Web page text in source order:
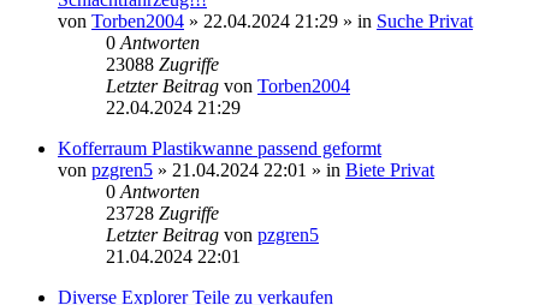
von Torben2004 » 22.04.2024 21:29 » in Suche Privat
0 Antworten
23088 Zugriffe
Letzter Beitrag von Torben2004
22.04.2024 21:29
Kofferraum Plastikwanne passend geformt
von pzgren5 » 21.04.2024 22:01 » in Biete Privat
0 Antworten
23728 Zugriffe
Letzter Beitrag von pzgren5
21.04.2024 22:01
Diverse Explorer Teile zu verkaufen